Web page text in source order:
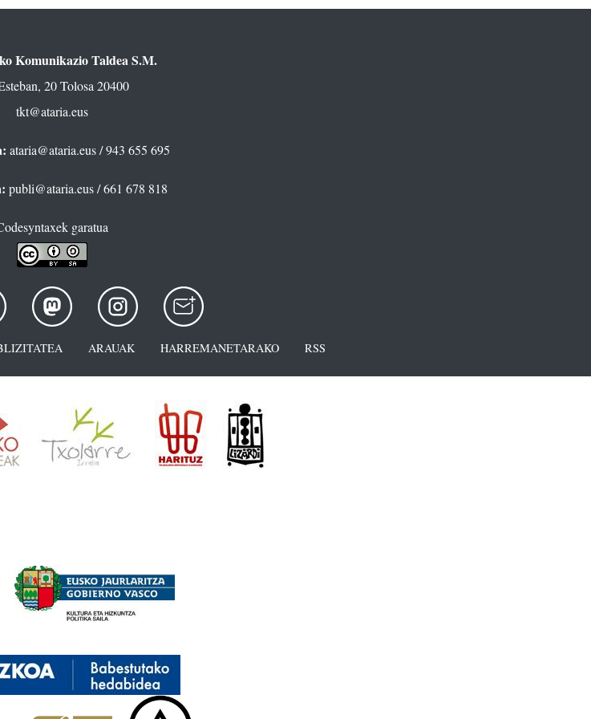
Komunikazio Taldea S.M.
20 Tolosa 20400
tkt@ataria.eus
ataria@ataria.eus/ 943 655 695
publi@ataria.eus/ 661 678 818
garatua
ARAUAK HARREMANETARAKO RSS